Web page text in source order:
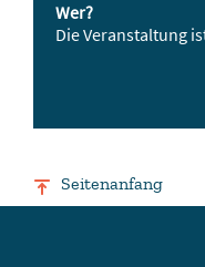
Wer?
Die Veranstaltung
Seitenanfang